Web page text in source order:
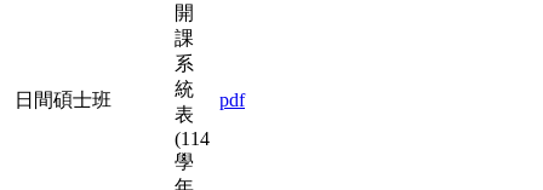
日間碩士班
開
課
系
統
表
(114
學
pdf